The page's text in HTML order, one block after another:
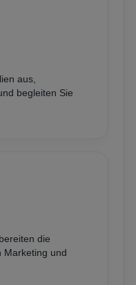
aus,
begleiten Sie
die
Marketing und